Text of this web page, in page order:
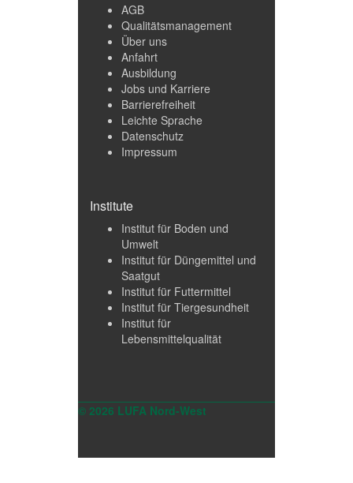
AGB
Qualitätsmanagement
Über uns
Anfahrt
Ausbildung
Jobs und Karriere
Barrierefreiheit
Leichte Sprache
Datenschutz
Impressum
Institute
Institut für Boden und
Umwelt
Institut für Düngemittel und
Saatgut
Institut für Futtermittel
Institut für Tiergesundheit
Institut für
Lebensmittelqualität
© 2026 LUFA Nord-West